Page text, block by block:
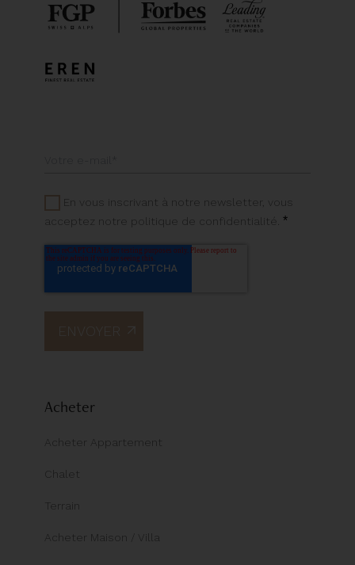
En vous inscrivant à notre newsletter, vous
acceptez notre politique de confidentialité. *
Acheter
Acheter Appartement
Chalet
Terrain
Acheter Maison / Villa